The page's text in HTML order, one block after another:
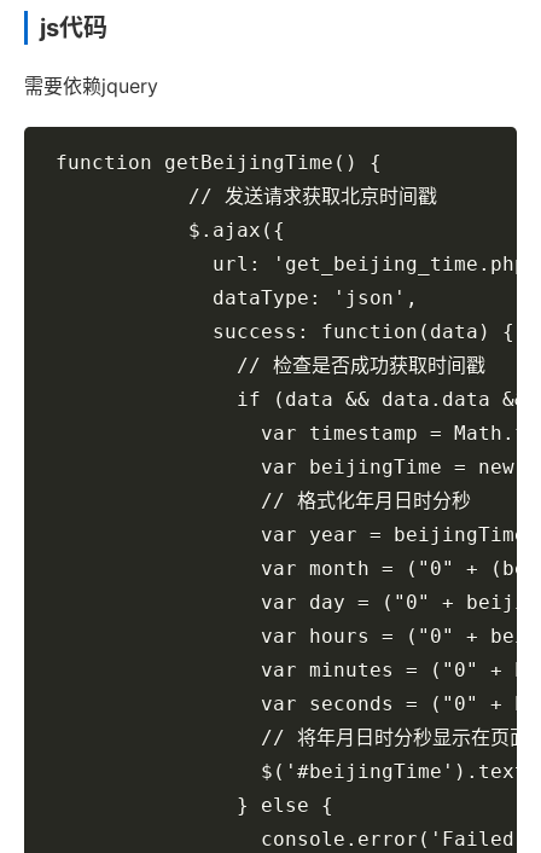
js代码
需要依赖jquery
function getBeijingTime() {
// 发送请求获取北京时间戳
$.ajax({
url:
dataType: 'json',
success: function(data) {
// 检查是否成功获取时间戳
if (data && data.data &&
var timestamp =
var beijingTime = new
// 格式化年月日时分秒
var year =
var month = ("0" +
var day = ("0" +
var hours = ("0" +
var minutes = ("0" +
var seconds = ("0" +
// 将年月日时分秒显示在页面
$('#beijingTime').text(year + "-" +
} else {
console.error('Failed to